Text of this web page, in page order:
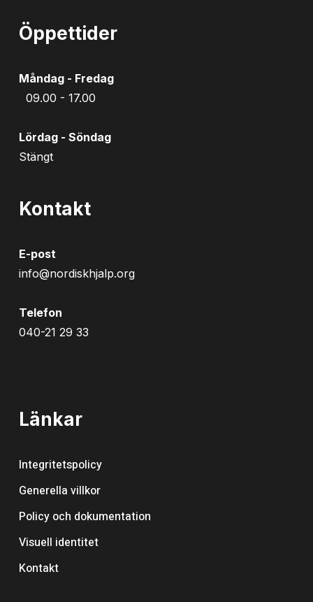
Öppettider
Måndag - Fredag
09.00 - 17.00
Lördag - Söndag
Stängt
Kontakt
E-post
info@nordiskhjalp.org
Telefon
040-21 29 33
Länkar
Integritetspolicy
Generella villkor
Policy och dokumentation
Visuell identitet
Kontakt